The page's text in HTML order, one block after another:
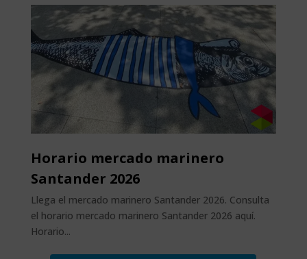
Horario mercado marinero
Santander 2026
Llega el mercado marinero Santander 2026. Consulta
el horario mercado marinero Santander 2026 aquí.
Horario...